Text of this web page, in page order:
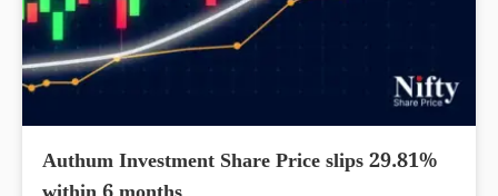
Authum Investment Share Price slips 29.81%